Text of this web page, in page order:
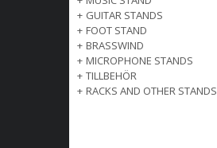
+ GUITAR STANDS
+ FOOT STAND
+ BRASSWIND
+ MICROPHONE STANDS
+ TILLBEHÖR
+ RACKS AND OTHER STANDS